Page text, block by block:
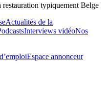
typiquement Belge
Actualités de la
Interviews vidéoNos
Espace annonceur